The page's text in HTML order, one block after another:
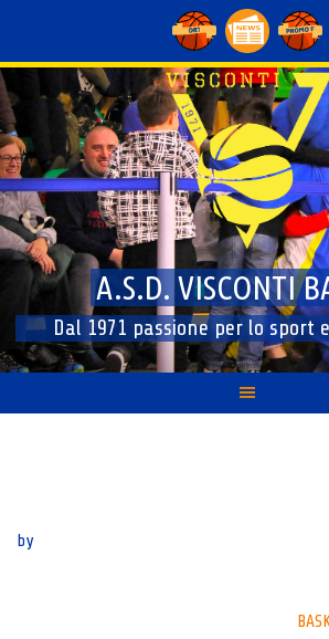
content
A.S.D. VISCONTI
Dal 1971 passione per lo sport
by